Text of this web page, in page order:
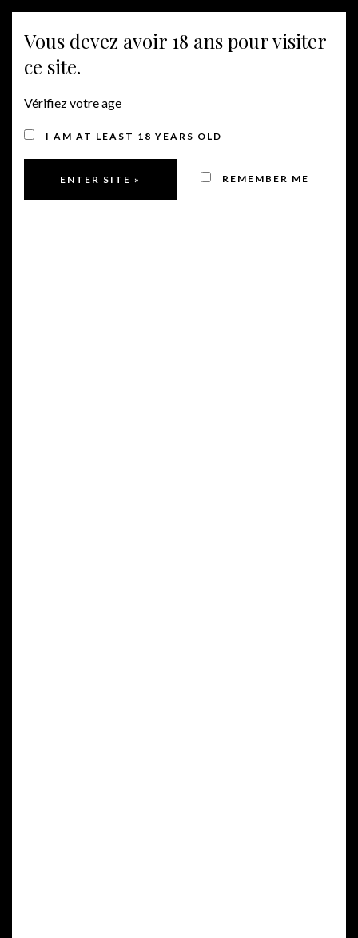
MENÜ
Vous devez avoir 18 ans pour visiter
ce site.
Vérifiez votre age
I AM AT LEAST 18 YEARS OLD
REMEMBER ME